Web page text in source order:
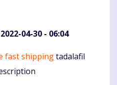
04-30 - 06:04
fast shippingtadalafil